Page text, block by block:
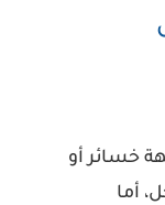
خسائر أو
أما